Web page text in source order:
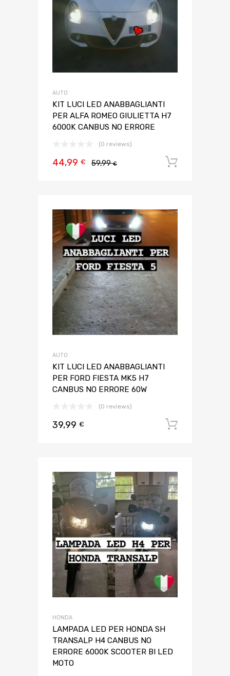
AUTO
KIT LUCI LED ANABBAGLIANTI
PER ALFA ROMEO GIULIETTA H7
6000K CANBUS NO ERRORE
(0 reviews)
59,99€
44,99 €
AUTO
KIT LUCI LED ANABBAGLIANTI
PER FORD FIESTA MK5 H7
CANBUS NO ERRORE 60W
(0 reviews)
39,99 €
HONDA
LAMPADA LED PER HONDA SH
TRANSALP H4 CANBUS NO
ERRORE 6000K SCOOTER BI LED
MOTO